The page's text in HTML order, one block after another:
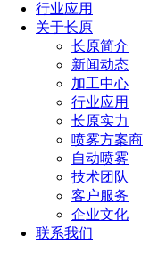
行业应用
关于长原
长原简介
新闻动态
加工中心
行业应用
长原实力
喷雾方案商
自动喷雾
技术团队
客户服务
企业文化
联系我们
如您对长原产品有采购
或加微信沟通！电话：
上一篇： 水箱无人自动
下一篇： 扇形喷嘴与其
热门文章
喷嘴规格型号参数
喷嘴的规格和型